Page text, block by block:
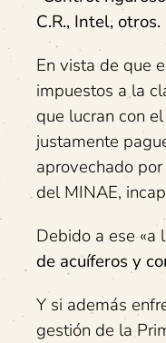
C.R., Intel, otros.
En vista de que
impuestos a la
que lucran con
justamente
aprovechado
del MINAE,
Debido a ese «a
de acuíferos y
Y si además
gestión de la